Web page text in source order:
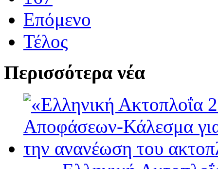
Επόμενο
Τέλος
Περισσότερα νέα